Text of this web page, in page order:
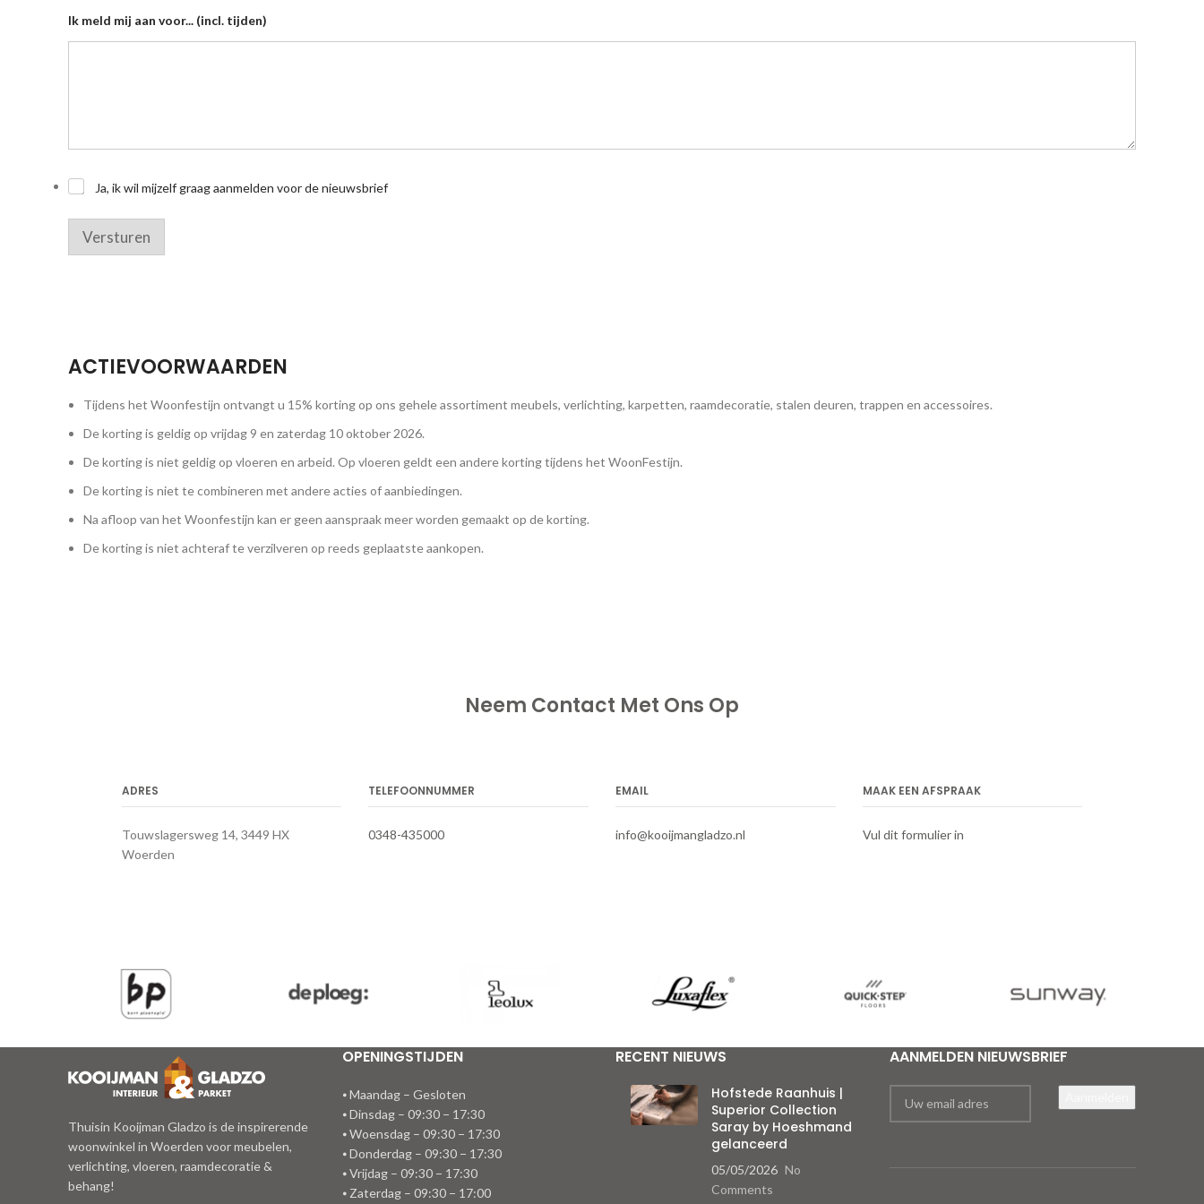
n
Ik meld mij aan voor... (incl. tijden)
Ja, ik wil mijzelf graag aanmelden voor de nieuwsbrief
Versturen
ACTIEVOORWAARDEN
Tijdens het Woonfestijn ontvangt u 15% korting op ons gehele assortiment meubels, verlichting, karpetten, raamdecoratie, stalen deuren, trappen en accessoires.
De korting is geldig op vrijdag 9 en zaterdag 10 oktober 2026.
De korting is niet geldig op vloeren en arbeid. Op vloeren geldt een andere korting tijdens het WoonFestijn.
De korting is niet te combineren met andere acties of aanbiedingen.
Na afloop van het Woonfestijn kan er geen aanspraak meer worden gemaakt op de korting.
De korting is niet achteraf te verzilveren op reeds geplaatste aankopen.
Neem Contact Met Ons Op
ADRES
Touwslagersweg 14, 3449 HX
Woerden
TELEFOONNUMMER
0348-435000
EMAIL
info@kooijmangladzo.nl
MAAK EEN AFSPRAAK
Vul dit formulier in
Thuisin Kooijman Gladzo is de inspirerende
woonwinkel in Woerden voor meubelen,
verlichting, vloeren, raamdecoratie &
behang!
OPENINGSTIJDEN
⦁ Maandag – Gesloten
⦁ Dinsdag – 09:30 − 17:30
⦁ Woensdag – 09:30 − 17:30
⦁ Donderdag – 09:30 − 17:30
⦁ Vrijdag – 09:30 − 17:30
⦁ Zaterdag – 09:30 − 17:00
RECENT NIEUWS
Hofstede Raanhuis |
Superior Collection
Saray by Hoeshmand
gelanceerd
05/05/2026 No
Comments
AANMELDEN NIEUWSBRIEF